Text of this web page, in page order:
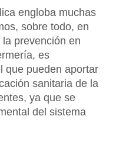
engloba muchas
sobre todo, en
prevención en
es
que pueden aportar
sanitaria de la
ya que se
del sistema